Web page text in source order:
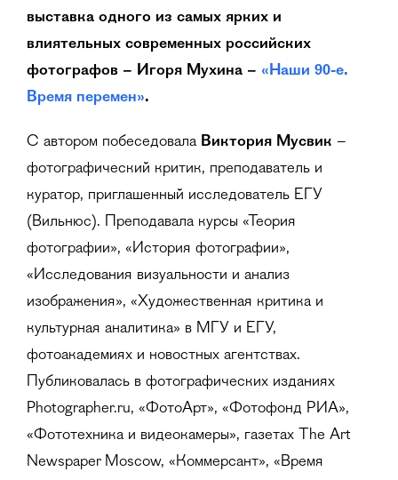
выставка одного из самых ярких и
влиятельных современных российских
фотографов – Игоря Мухина – «Наши 90-е.
Время перемен».
С автором побеседовала Виктория Мусвик –
фотографический критик, преподаватель и
куратор, приглашенный исследователь ЕГУ
(Вильнюс). Преподавала курсы «Теория
фотографии», «История фотографии»,
«Исследования визуальности и анализ
изображения», «Художественная критика и
культурная аналитика» в МГУ и ЕГУ,
фотоакадемиях и новостных агентствах.
Публиковалась в фотографических изданиях
Photographer.ru, «ФотоАрт», «Фотофонд РИА»,
«Фототехника и видеокамеры», газетах The Art
Newspaper Moscow, «Коммерсант», «Время